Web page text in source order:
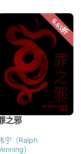
宁（Ralph
）